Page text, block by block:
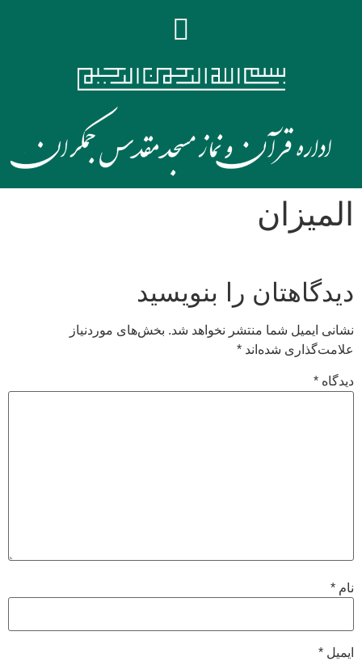
المیزان
دیدگاهتان را بنویسید
نشانی ایمیل شما منتشر نخواهد شد. بخش‌های موردنیاز
علامت‌گذاری شده‌اند *
دیدگاه *
نام *
ایمیل *